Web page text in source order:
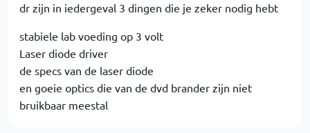
dr zijn in iedergeval 3 dingen die je zeker nodig hebt
stabiele lab voeding op 3 volt
Laser diode driver
de specs van de laser diode
en goeie optics die van de dvd brander zijn niet
bruikbaar meestal